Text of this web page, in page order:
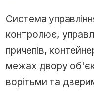
Система
контролює,
причепів,
межах двору
ворітьми та